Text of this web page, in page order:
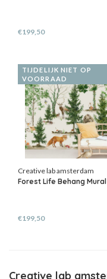
€199,50
TIJDELIJK NIET OP
VOORRAAD
Creative lab amsterdam
Forest Life Behang Mural
€199,50
Creative lab